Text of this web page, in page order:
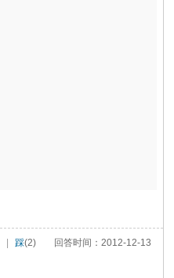
| 踩(2) 回答时间：2012-12-13